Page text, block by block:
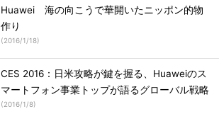
Huawei 海の向こうで華開いたニッポン的物
作り
(2016/1/18)
CES 2016：日米攻略が鍵を握る、Huaweiのス
マートフォン事業トップが語るグローバル戦略
(2016/1/8)